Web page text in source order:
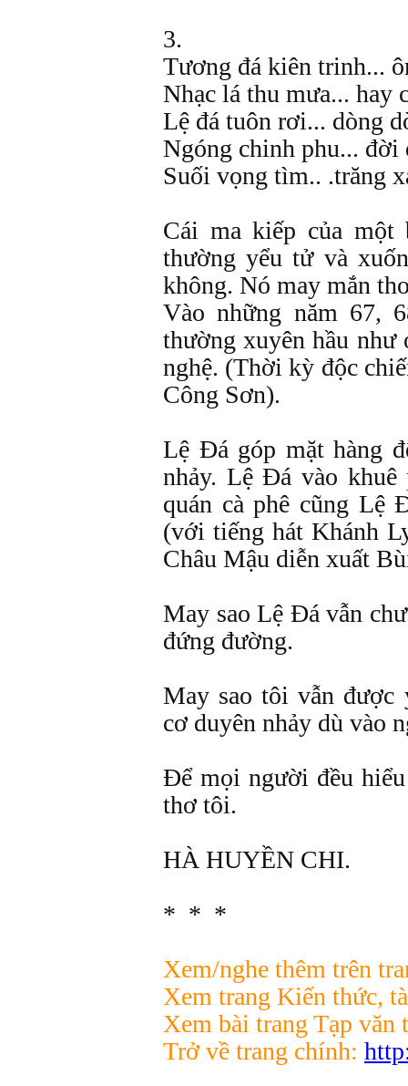
3.
Tương đá kiên trinh...
Nhạc lá thu mưa... hay
Lệ đá tuôn rơi... dòng
Ngóng chinh phu...
Suối vọng tìm.. .trăng
Cái ma kiếp của một
thường yểu tử và
không. Nó may mắn
Vào những năm 67,
thường xuyên hầu như
nghệ. (Thời kỳ độc
Công Sơn).
Lệ Đá góp mặt hàng
nhảy. Lệ Đá vào
quán cà phê cũng Lệ
(với tiếng hát Khánh
Châu Mậu diễn xuất
May sao Lệ Đá vẫn
đứng đường.
May sao tôi vẫn
cơ duyên nhảy dù vào
Để mọi người đều
thơ tôi.
HÀ HUYỀN CHI.
* * *
Xem/nghe thêm trên
Xem trang Kiến thức,
Xem bài trang Tạp
Trở về trang chính: